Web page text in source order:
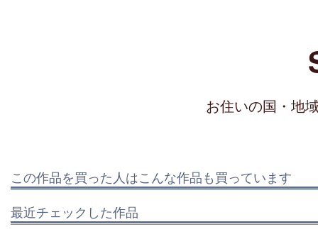
お住いの国・地
この作品を買った人はこんな作品も買っています
最近チェックした作品